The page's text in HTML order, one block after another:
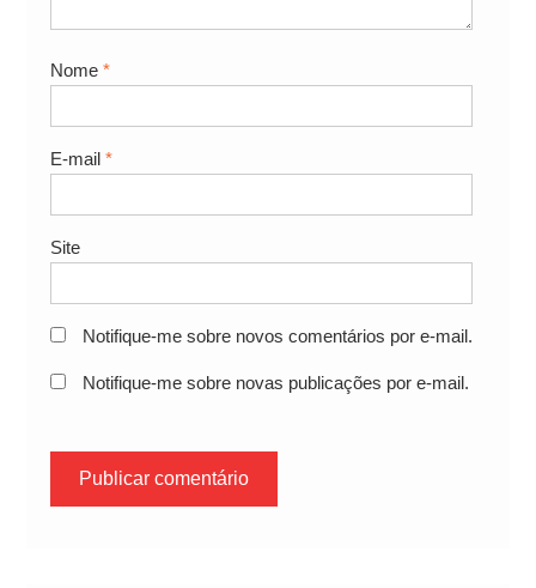
Nome *
E-mail *
Site
Notifique-me sobre novos comentários por e-mail.
Notifique-me sobre novas publicações por e-mail.